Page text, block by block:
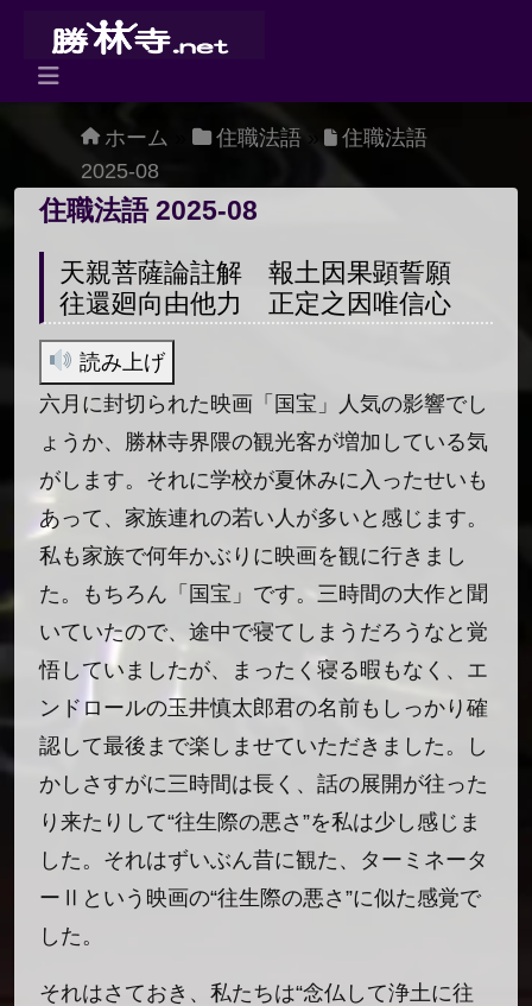
Skip to content
Main
Navigation
ホーム 住職法語
住職法語
2025-08
住職法語 2025-08
天親菩薩論註解 報土因果顕誓願
往還廻向由他力 正定之因唯信心
読み上げ
六月に封切られた映画「国宝」人気の影響でし
ょうか、勝林寺界隈の観光客が増加している気
がします。それに学校が夏休みに入ったせいも
あって、家族連れの若い人が多いと感じます。
私も家族で何年かぶりに映画を観に行きまし
た。もちろん「国宝」です。三時間の大作と聞
いていたので、途中で寝てしまうだろうなと覚
悟していましたが、まったく寝る暇もなく、エ
ンドロールの玉井慎太郎君の名前もしっかり確
認して最後まで楽しませていただきました。し
かしさすがに三時間は長く、話の展開が往った
り来たりして“往生際の悪さ”を私は少し感じま
した。それはずいぶん昔に観た、ターミネータ
ーⅡという映画の“往生際の悪さ”に似た感覚で
した。
それはさておき、私たちは“念仏して浄土に往